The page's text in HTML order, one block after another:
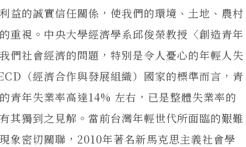
益的誠實信任關係，使我們的環境、土地、農村
重視。中央大學經濟學系邱俊榮教授〈創造青年
們社會經濟的問題，特別是令人憂心的年輕人失
（經濟合作與發展組織）國家的標準而言，青
青年失業率高達14% 左右，已是整體失業率的
其獨到之見解。當前台灣年輕世代所面臨的艱難
象密切關聯，2010年著名新馬克思主義社會學